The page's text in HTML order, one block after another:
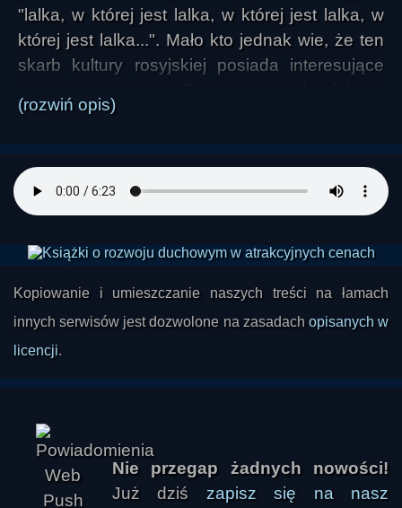
"lalka, w której jest lalka, w której jest lalka, w
której jest lalka...". Mało kto jednak wie, że ten
skarb kultury rosyjskiej posiada interesujące
artykułu, którego autorka, Deanna Jaxine
oraz przytacza kilka najciekawszych rosyjskich
podań ludowych z magią w tle.
(rozwiń opis)
Kopiowanie i umieszczanie naszych treści na łamach
innych serwisów jest dozwolone na zasadach opisanych w
licencji.
Nie przegap żadnych nowości!
Już dziś zapisz się na nasz